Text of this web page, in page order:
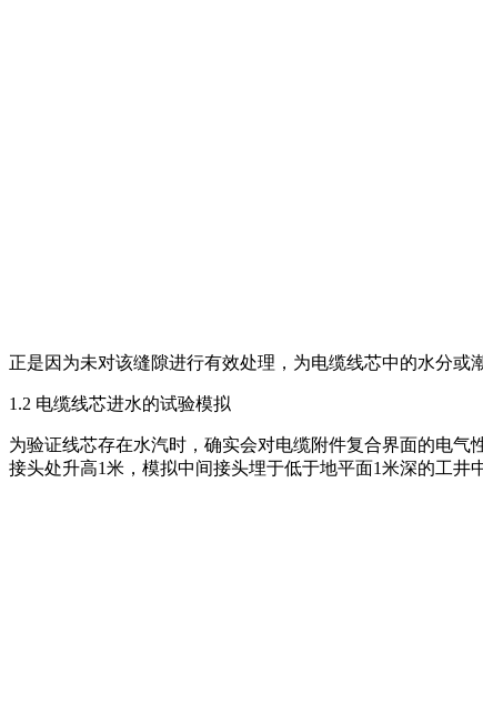
正是因为未对该缝隙进行有效处理，为电缆线芯中的水分或
1.2 电缆线芯进水的试验模拟
为验证线芯存在水汽时，确实会对电缆附件复合界面的电
接头处升高1米，模拟中间接头埋于低于地平面1米深的工井